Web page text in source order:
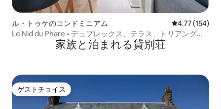
ル・トゥケのコンドミニアム レビュー154
4.77 (154)
Le Nid du Phare • デュプレックス、テラス、トリアング
家族と泊まれる貸別荘
ゲストチョイス
ゲストチョイス